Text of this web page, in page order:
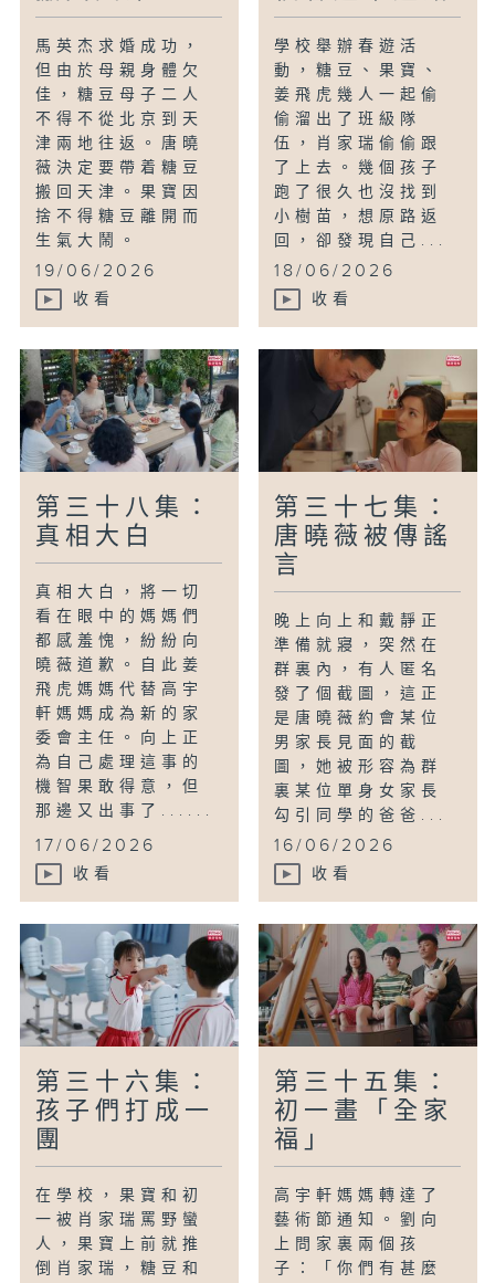
馬英杰求婚成功，
但由於母親身體欠
佳，糖豆母子二人
不得不從北京到天
津兩地往返。唐曉
薇決定要帶着糖豆
搬回天津。果寶因
捨不得糖豆離開而
生氣大鬧。
19/06/2026
收看
學校舉辦春遊活
動，糖豆、果寶、
姜飛虎幾人一起偷
偷溜出了班級隊
伍，肖家瑞偷偷跟
了上去。幾個孩子
跑了很久也沒找到
小樹苗，想原路返
回，卻發現自己...
18/06/2026
收看
第三十八集：
真相大白
真相大白，將一切
看在眼中的媽媽們
都感羞愧，紛紛向
曉薇道歉。自此姜
飛虎媽媽代替高宇
軒媽媽成為新的家
委會主任。向上正
為自己處理這事的
機智果敢得意，但
那邊又出事了......
17/06/2026
收看
第三十七集：
唐曉薇被傳謠
言
晚上向上和戴靜正
準備就寢，突然在
群裏內，有人匿名
發了個截圖，這正
是唐曉薇約會某位
男家長見面的截
圖，她被形容為群
裏某位單身女家長
勾引同學的爸爸...
16/06/2026
收看
第三十六集：
孩子們打成一
團
在學校，果寶和初
一被肖家瑞罵野蠻
人，果寶上前就推
倒肖家瑞，糖豆和
第三十五集：
初一畫「全家
福」
高宇軒媽媽轉達了
藝術節通知。劉向
上問家裏兩個孩
子：「你們有甚麼